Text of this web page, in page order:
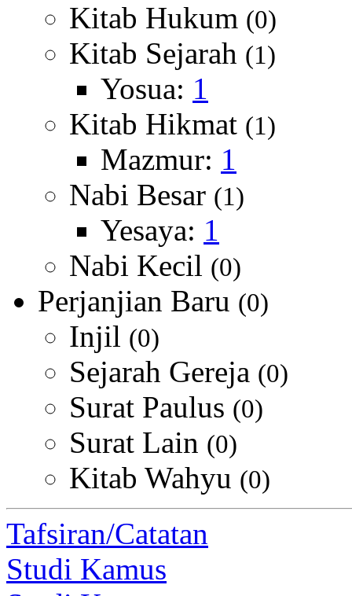
Kitab Hukum (0)
Kitab Sejarah (1)
Yosua: 1
Kitab Hikmat (1)
Mazmur: 1
Nabi Besar (1)
Yesaya: 1
Nabi Kecil (0)
Perjanjian Baru (0)
Injil (0)
Sejarah Gereja (0)
Surat Paulus (0)
Surat Lain (0)
Kitab Wahyu (0)
Tafsiran/Catatan
Studi Kamus